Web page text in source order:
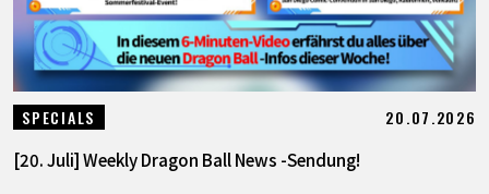
SPECIALS 20.07.2026
[20. Juli] Weekly Dragon Ball News -Sendung!